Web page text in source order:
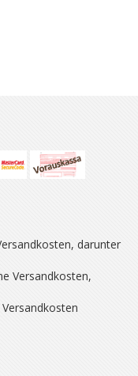
darunter
Versandkosten,